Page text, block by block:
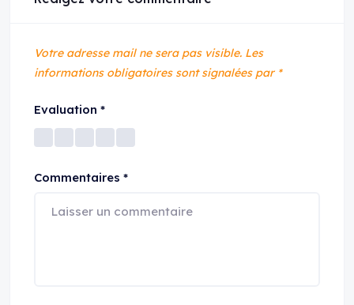
Votre adresse mail ne sera pas visible. Les
informations obligatoires sont signalées par *
Evaluation *
Commentaires *